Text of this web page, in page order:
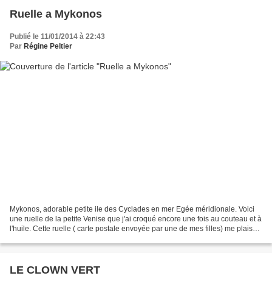
Ruelle a Mykonos
Publié le 11/01/2014 à 22:43
Par Régine Peltier
Mykonos, adorable petite ile des Cyclades en mer Egée méridionale. Voici
une ruelle de la petite Venise que j'ai croqué encore une fois au couteau et à
l'huile. Cette ruelle ( carte postale envoyée par une de mes filles) me plaisait,
LE CLOWN VERT